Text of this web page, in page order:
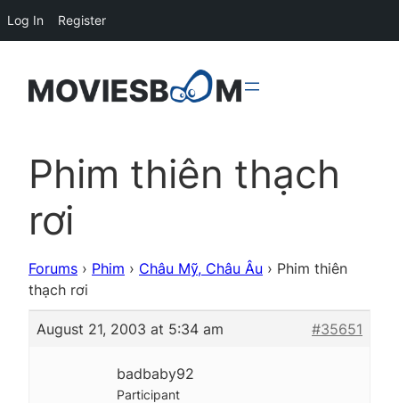
Phim thiên thạch
rơi
Forums › Phim › Châu Mỹ, Châu Âu › Phim thiên
thạch rơi
August 21, 2003 at 5:34 am #35651
badbaby92
Participant
Log In Register